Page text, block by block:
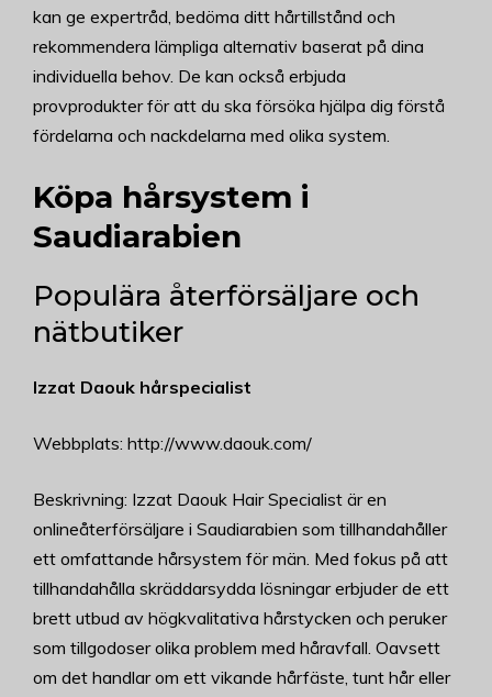
kan ge expertråd, bedöma ditt hårtillstånd och
rekommendera lämpliga alternativ baserat på dina
individuella behov. De kan också erbjuda
provprodukter för att du ska försöka hjälpa dig förstå
fördelarna och nackdelarna med olika system.
Köpa hårsystem i
Saudiarabien
Populära återförsäljare och
nätbutiker
Izzat Daouk hårspecialist
Webbplats: http://www.daouk.com/
Beskrivning: Izzat Daouk Hair Specialist är en
onlineåterförsäljare i Saudiarabien som tillhandahåller
ett omfattande hårsystem för män. Med fokus på att
tillhandahålla skräddarsydda lösningar erbjuder de ett
brett utbud av högkvalitativa hårstycken och peruker
som tillgodoser olika problem med håravfall. Oavsett
om det handlar om ett vikande hårfäste, tunt hår eller